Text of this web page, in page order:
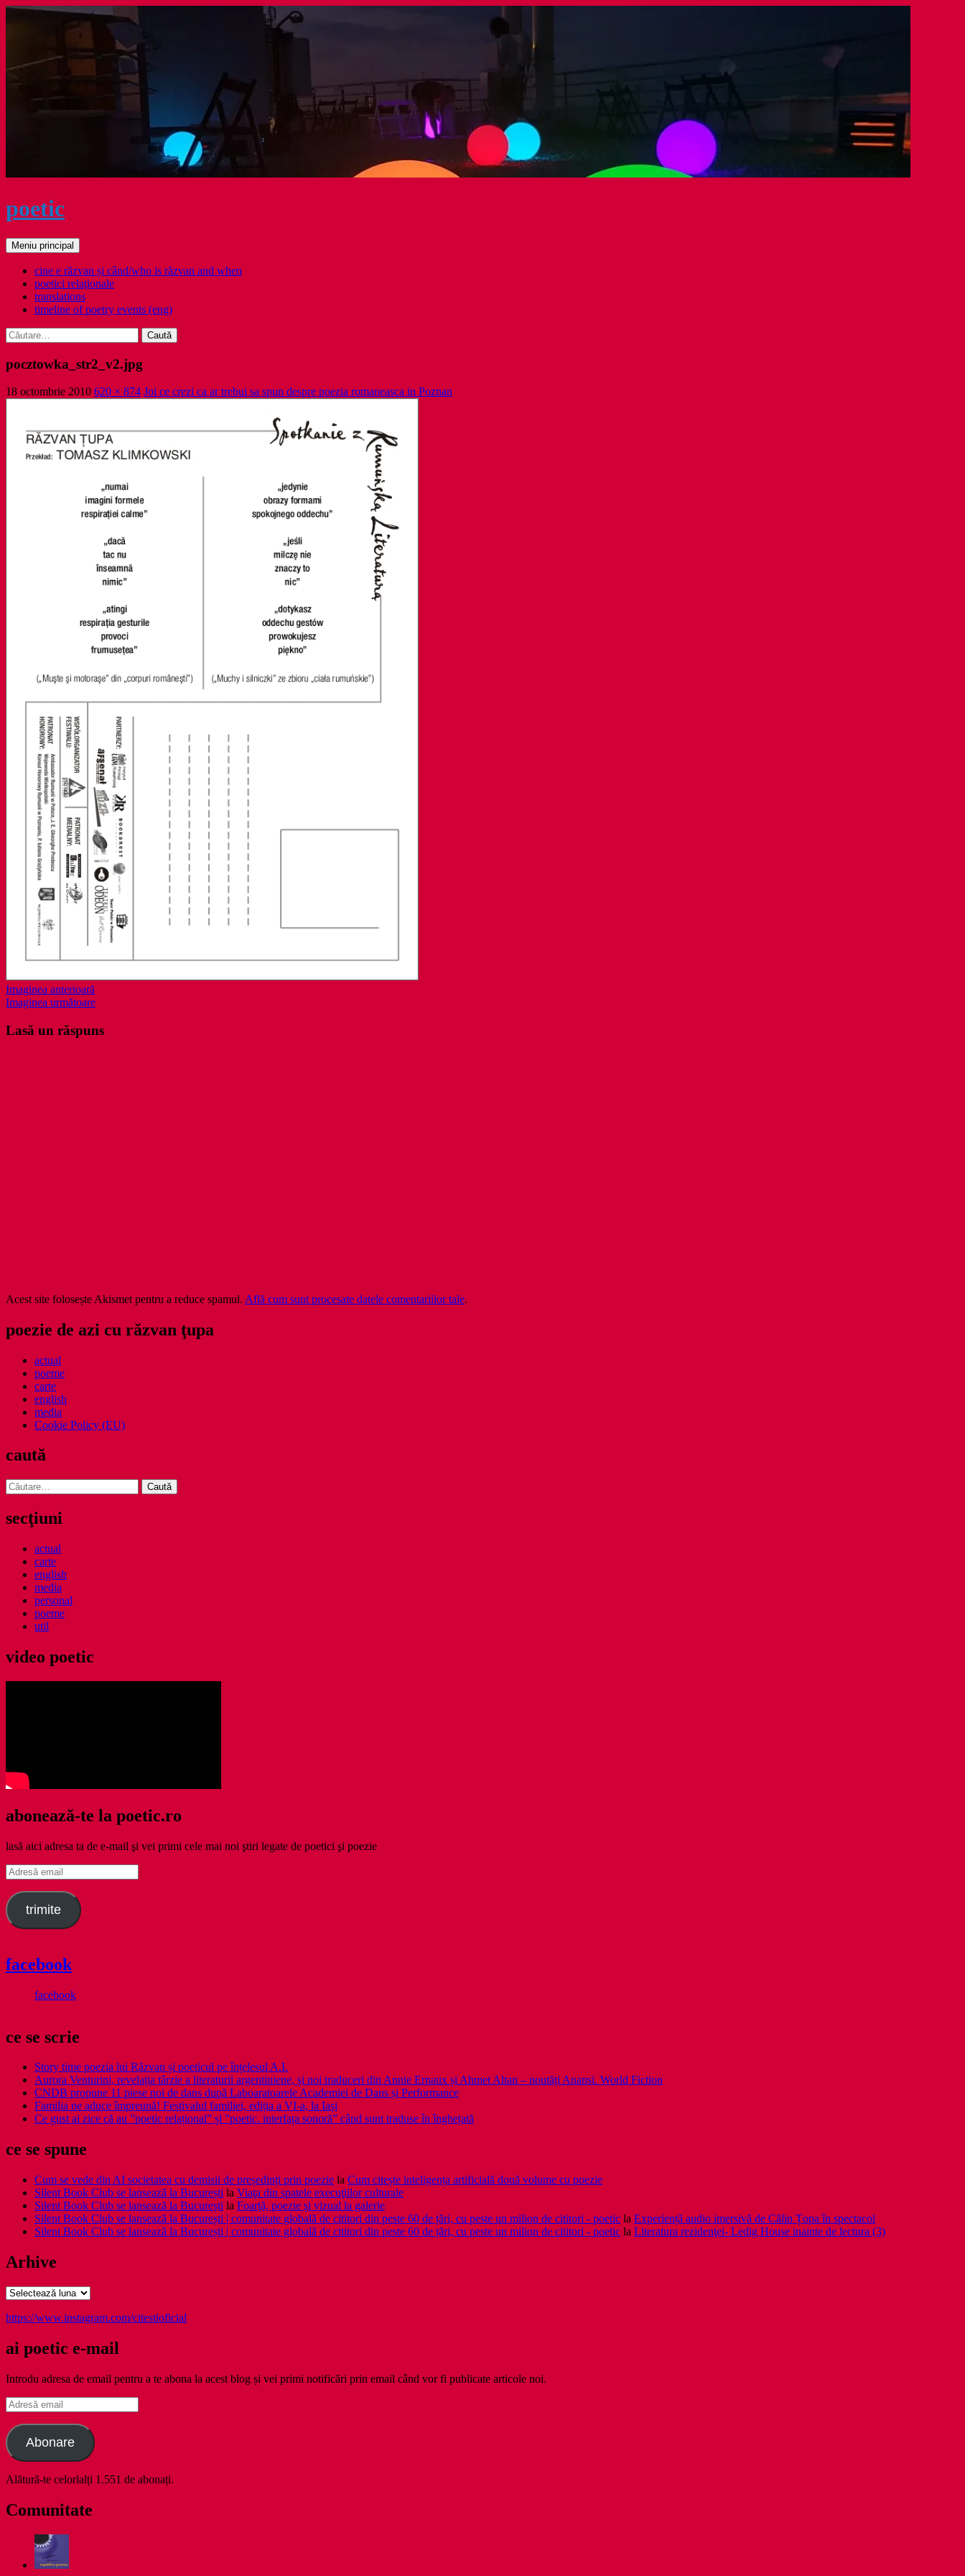
Sari
poetic
Caută
Meniu principal
cine e răzvan și când/who is răzvan and when
poetici relaţionale
translations
timeline of poetry events (eng)
Caută
după:
pocztowka_str2_v2.jpg
18 octombrie 2010 620 × 874 Joi ce crezi ca ar trebui sa spun despre poezia romaneasca in Poznan
Imaginea anterioară
Imaginea următoare
Lasă un răspuns
Acest site folosește Akismet pentru a reduce spamul. Află cum sunt procesate datele comentariilor tale.
poezie de azi cu răzvan ţupa
actual
poeme
carte
english
media
Cookie Policy (EU)
caută
Caută
după:
secţiuni
actual
carte
english
media
personal
poeme
util
video poetic
abonează-te la poetic.ro
lasă aici adresa ta de e-mail şi vei primi cele mai noi ştiri legate de poetici şi poezie
Adresă
email
trimite
facebook
facebook
ce se scrie
Story time poezia lui Răzvan și poeticul pe înțelesul A.I.
Aurora Venturini, revelația târzie a literaturii argentiniene, și noi traduceri din Annie Ernaux și Ahmet Altan – noutăți Anansi. World Fiction
CNDB propune 11 piese noi de dans după Laboaratoarele Academiei de Dans și Performance
Familia ne aduce împreună! Festivalul familiei, ediția a VI-a, la Iași
Ce gust ai zice că au ”poetic relațional” și ”poetic. interfața sonoră” când sunt traduse în înghețată
ce se spune
Cum se vede din AI societatea cu demisii de președinți prin poezie la Cum citește inteligența artificială două volume cu poezie
Silent Book Club se lansează la București la Viaţa din spatele execuţiilor culturale
Silent Book Club se lansează la București la Foarţă, poezie şi vizual la galerie
Silent Book Club se lansează la București | comunitate globală de cititori din peste 60 de țări, cu peste un milion de cititori - poetic la Experiență audio imersivă de Călin Țopa în spectacol
Silent Book Club se lansează la București | comunitate globală de cititori din peste 60 de țări, cu peste un milion de cititori - poetic la Literatura rezidenţei- Ledig House inainte de lectura (3)
Arhive
Arhive
https://www.instagram.com/citestioficial
ai poetic e-mail
Introdu adresa de email pentru a te abona la acest blog și vei primi notificări prin email când vor fi publicate articole noi.
Adresă
email
Abonare
Alătură-te celorlalți 1.551 de abonați.
Comunitate